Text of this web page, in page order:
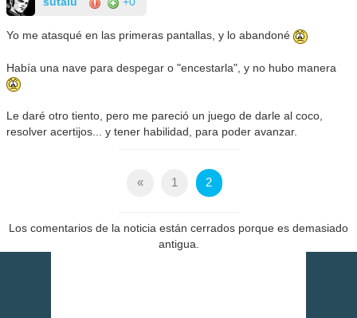
Yo me atasqué en las primeras pantallas, y lo abandoné
Había una nave para despegar o "encestarla", y no hubo manera
Le daré otro tiento, pero me pareció un juego de darle al coco,
resolver acertijos... y tener habilidad, para poder avanzar.
« 1 2
Los comentarios de la noticia están cerrados porque es demasiado
antigua.